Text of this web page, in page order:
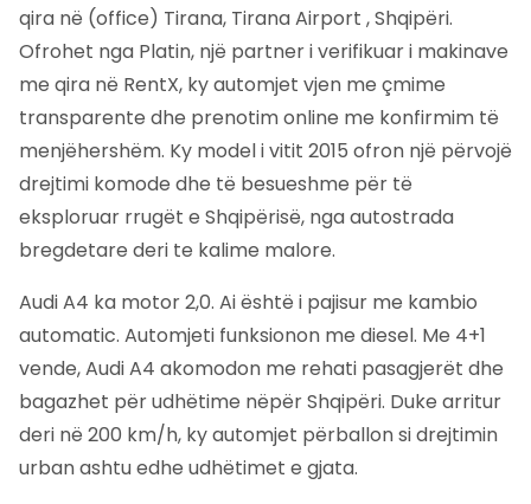
qira në (office) Tirana, Tirana Airport , Shqipëri.
Ofrohet nga Platin, një partner i verifikuar i makinave
me qira në RentX, ky automjet vjen me çmime
transparente dhe prenotim online me konfirmim të
menjëhershëm. Ky model i vitit 2015 ofron një përvojë
drejtimi komode dhe të besueshme për të
eksploruar rrugët e Shqipërisë, nga autostrada
bregdetare deri te kalime malore.
Audi A4 ka motor 2,0. Ai është i pajisur me kambio
automatic. Automjeti funksionon me diesel. Me 4+1
vende, Audi A4 akomodon me rehati pasagjerët dhe
bagazhet për udhëtime nëpër Shqipëri. Duke arritur
deri në 200 km/h, ky automjet përballon si drejtimin
urban ashtu edhe udhëtimet e gjata.